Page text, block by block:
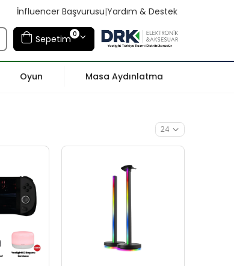
İnfluencer Başvurusu|Yardım & Destek
Sepetim0
Oyun Masa Aydınlatma